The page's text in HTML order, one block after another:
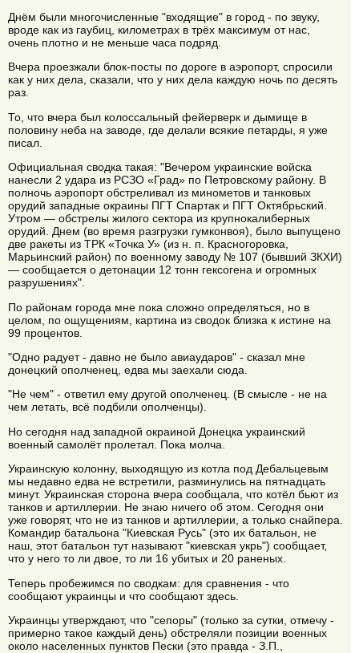
Днём были многочисленные "входящие" в город - по звуку,
вроде как из гаубиц, километрах в трёх максимум от нас,
очень плотно и не меньше часа подряд.
Вчера проезжали блок-посты по дороге в аэропорт, спросили
как у них дела, сказали, что у них дела каждую ночь по десять
раз.
То, что вчера был колоссальный фейерверк и дымище в
половину неба на заводе, где делали всякие петарды, я уже
писал.
Официальная сводка такая: "Вечером украинские войска
нанесли 2 удара из РСЗО «Град» по Петровскому району. В
полночь аэропорт обстреливал из минометов и танковых
орудий западные окраины ПГТ Спартак и ПГТ Октябрьский.
Утром — обстрелы жилого сектора из крупнокалиберных
орудий. Днем (во время разгрузки гумконвоя), было выпущено
две ракеты из ТРК «Точка У» (из н. п. Красногоровка,
Марьинский район) по военному заводу № 107 (бывший ЗКХИ)
— сообщается о детонации 12 тонн гексогена и огромных
разрушениях".
По районам города мне пока сложно определяться, но в
целом, по ощущениям, картина из сводок близка к истине на
99 процентов.
"Одно радует - давно не было авиаударов" - сказал мне
донецкий ополченец, едва мы заехали сюда.
"Не чем" - ответил ему другой ополченец. (В смысле - не на
чем летать, всё подбили ополченцы).
Но сегодня над западной окраиной Донецка украинский
военный самолёт пролетал. Пока молча.
Украинскую колонну, выходящую из котла под Дебальцевым
мы недавно едва не встретили, разминулись на пятнадцать
минут. Украинская сторона вчера сообщала, что котёл бьют из
танков и артиллерии. Не знаю ничего об этом. Сегодня они
уже говорят, что не из танков и артиллерии, а только снайпера.
Командир батальона "Киевская Русь" (это их батальон, не
наш, этот батальон тут называют "киевская укрь") сообщает,
что у него то ли двое, то ли 16 убитых и 20 раненых.
Теперь пробежимся по сводкам: для сравнения - что
сообщают украинцы и что сообщают здесь.
Украинцы утверждают, что "сепоры" (только за сутки, отмечу -
примерно такое каждый день) обстреляли позиции военных
около населенных пунктов Пески (это правда - З.П.,